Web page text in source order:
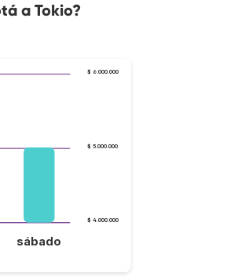
a Tokio?
$ 4.000.000
$ 5.000.000
$ 6.000.000
sábado